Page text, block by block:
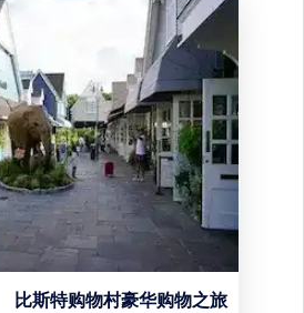
比斯特购物村豪华购物之旅